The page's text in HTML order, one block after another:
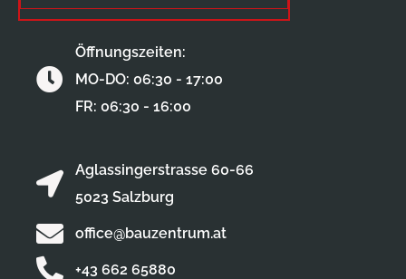
Aglassingerstrasse 60-66
5023 Salzburg
office@bauzentrum.at
+43 662 65880
Öffnungszeiten:
MO-DO: 06:30 - 17:00
FR: 06:30 - 16:00